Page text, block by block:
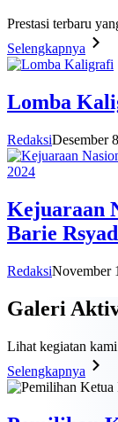
Prestasi terbaru
Selengkapnya
Lomba
RedaksiDesember
Kejuaraan
Barie
RedaksiNovember
Galeri
Lihat kegiatan
Selengkapnya